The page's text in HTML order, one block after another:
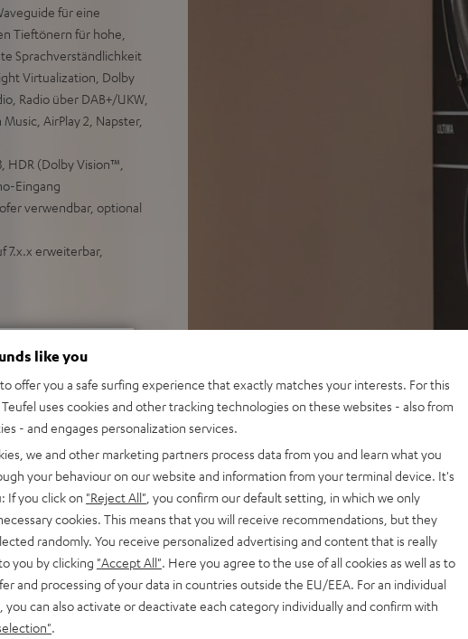
für eine
Tieftönern für hohe,
Sprachverständlichkeit
Virtualization, Dolby
Radio über DAB+/UKW,
AirPlay 2, Napster,
HDR (Dolby Vision™,
Eingang
verwendbar, optional
7.x.x erweiterbar,
51 Bewertungen)
like you
offer you a safe surfing experience that exactly matches your interests. For this
uses cookies and other tracking technologies on these websites - also from
- and engages personalization services.
we and other marketing partners process data from you and learn what you
your behaviour on our website and information from your terminal device. It's
If you click on "Reject All" , you confirm our default setting, in which we only
cookies. This means that you will receive recommendations, but they
randomly. You receive personalized advertising and content that is really
you by clicking "Accept All" . Here you agree to the use of all cookies as well as to
and processing of your data in countries outside the EU/EEA. For an individual
you can also activate or deactivate each category individually and confirm with